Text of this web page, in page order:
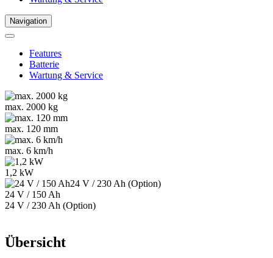
Navigation
Features
Batterie
Wartung & Service
max. 2000 kg
max. 120 mm
max. 6 km/h
1,2 kW
24 V / 150 Ah
24 V / 230 Ah (Option)
Übersicht